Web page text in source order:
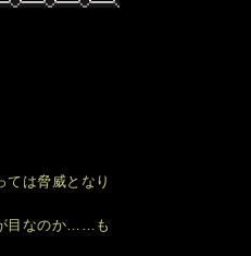
ては脅威となり
目なのか……も